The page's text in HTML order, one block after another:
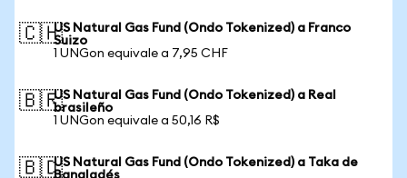
🇨🇭US Natural Gas Fund (Ondo Tokenized) a Franco
Suizo
1 UNGon equivale a 7,95 CHF
🇧🇷US Natural Gas Fund (Ondo Tokenized) a Real
brasileño
1 UNGon equivale a 50,16 R$
🇧🇩US Natural Gas Fund (Ondo Tokenized) a Taka de
Bangladés